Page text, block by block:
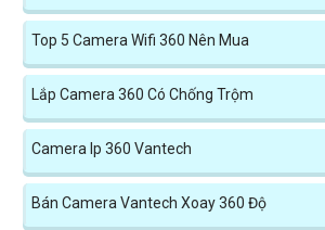
Top 5 Camera Wifi 360 Nên Mua
Lắp Camera 360 Có Chống Trộm
Camera Ip 360 Vantech
Bán Camera Vantech Xoay 360 Độ